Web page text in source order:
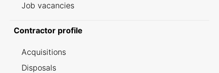
Job vacancies
Contractor profile
Acquisitions
Disposals